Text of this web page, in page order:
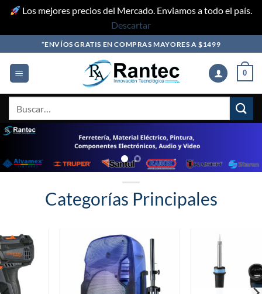
Los mejores precios del Mercado. Enviamos a todo el país.
Descartar
to
content
*ENVÍOS GRATIS EN COMPRAS MAYORES A $1499
0
Categorías Principales